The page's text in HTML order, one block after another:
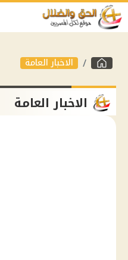
الاخبار العامة
الاخبار العامة